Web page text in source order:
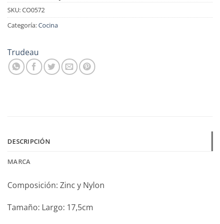
SKU:CO0572
Categoría:Cocina
Trudeau
DESCRIPCIÓN
MARCA
Composición: Zinc y Nylon
Tamaño: Largo: 17,5cm